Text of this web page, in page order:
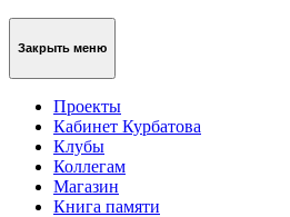
Закрыть меню
Проекты
Кабинет Курбатова
Клубы
Коллегам
Магазин
Книга памяти